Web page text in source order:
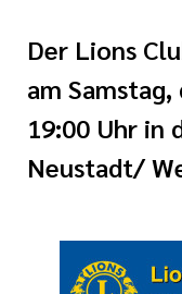
Südpfalz e.V.
Der Lions
am
19:00 Uhr in
Neustadt/